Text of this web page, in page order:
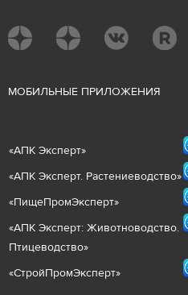
МОБИЛЬНЫЕ ПРИЛОЖЕНИЯ
«АПК Эксперт»
«АПК Эксперт. Растениеводство»
«ПищеПромЭксперт»
«АПК Эксперт: Животноводство.
Птицеводство»
«СтройПромЭксперт»